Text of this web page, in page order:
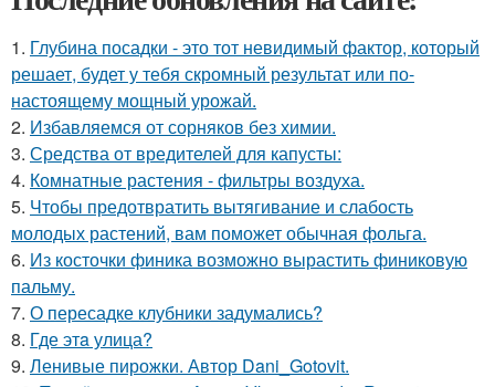
1. Глубина посадки - это тот невидимый фактор, который
решает, будет у тебя скромный результат или по-
настоящему мощный урожай.
2. Избавляемся от сорняков без химии.
3. Средства от вредителей для капусты:
4. Комнатные растения - фильтры воздуха.
5. Чтобы предотвратить вытягивание и слабость
молодых растений, вам поможет обычная фольга.
6. Из косточки финика возможно вырастить финиковую
пальму.
7. О пересадке клубники задумались?
8. Где этa улица?
9. Ленивые пирожки. Автор Dani_Gotovit.